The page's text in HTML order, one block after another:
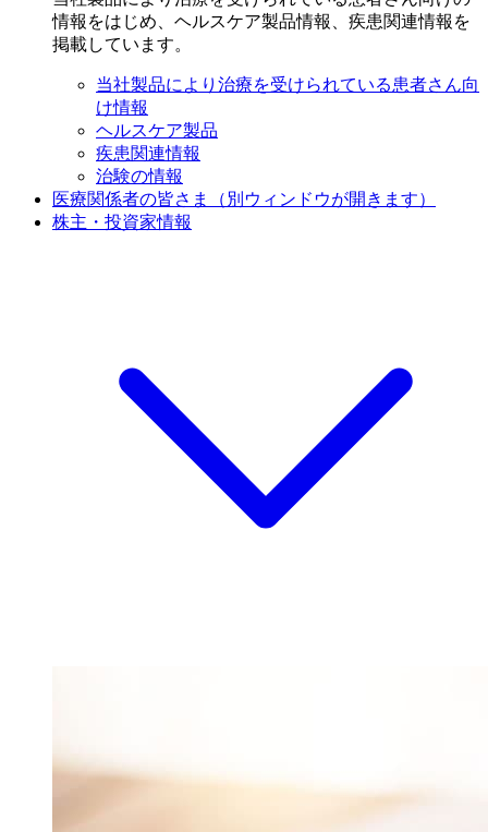
情報をはじめ、ヘルスケア製品情報、疾患関連情報を
掲載しています。
当社製品により治療を受けられている患者さん向
け情報
ヘルスケア製品
疾患関連情報
治験の情報
医療関係者の皆さま
（別ウィンドウが開きます）
株主・投資家情報